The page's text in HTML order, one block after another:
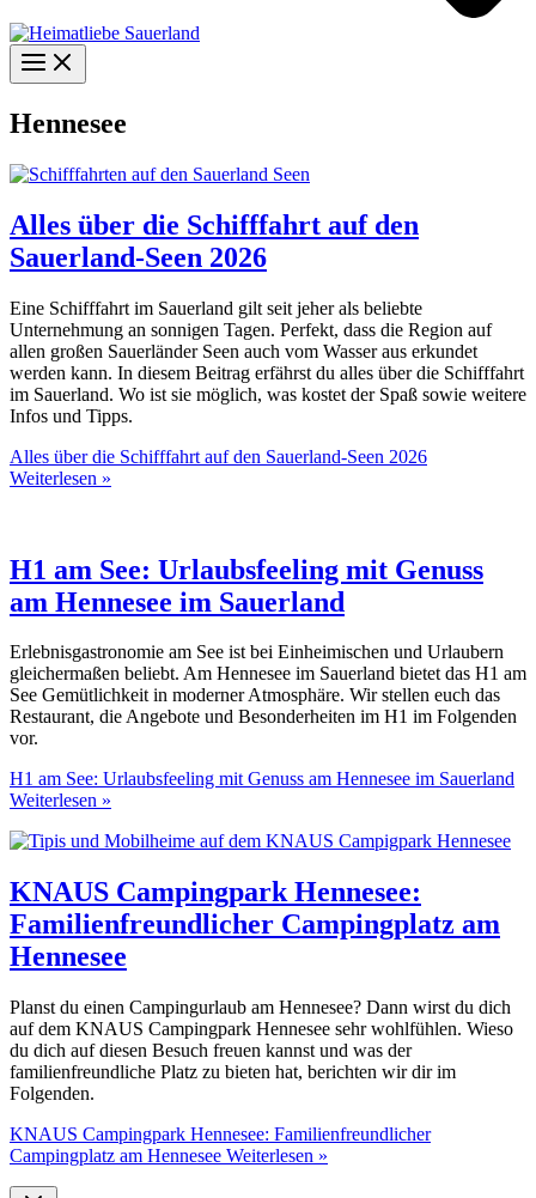
Hennesee
Alles über die Schifffahrt auf den
Sauerland-Seen 2026
Eine Schifffahrt im Sauerland gilt seit jeher als beliebte
Unternehmung an sonnigen Tagen. Perfekt, dass die Region auf
allen großen Sauerländer Seen auch vom Wasser aus erkundet
werden kann. In diesem Beitrag erfährst du alles über die Schifffahrt
im Sauerland. Wo ist sie möglich, was kostet der Spaß sowie weitere
Infos und Tipps.
Alles über die Schifffahrt auf den Sauerland-Seen 2026
Weiterlesen »
H1 am See: Urlaubsfeeling mit Genuss
am Hennesee im Sauerland
Erlebnisgastronomie am See ist bei Einheimischen und Urlaubern
gleichermaßen beliebt. Am Hennesee im Sauerland bietet das H1 am
See Gemütlichkeit in moderner Atmosphäre. Wir stellen euch das
Restaurant, die Angebote und Besonderheiten im H1 im Folgenden
vor.
H1 am See: Urlaubsfeeling mit Genuss am Hennesee im Sauerland
Weiterlesen »
KNAUS Campingpark Hennesee:
Familienfreundlicher Campingplatz am
Hennesee
Planst du einen Campingurlaub am Hennesee? Dann wirst du dich
auf dem KNAUS Campingpark Hennesee sehr wohlfühlen. Wieso
du dich auf diesen Besuch freuen kannst und was der
familienfreundliche Platz zu bieten hat, berichten wir dir im
Folgenden.
KNAUS Campingpark Hennesee: Familienfreundlicher
Campingplatz am Hennesee Weiterlesen »